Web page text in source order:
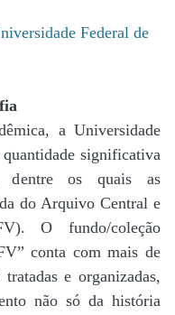
Federal de
a Universidade
significativa
dentre os quais as
do Arquivo Central e
O fundo/coleção
conta com mais de
e organizadas,
não só da história